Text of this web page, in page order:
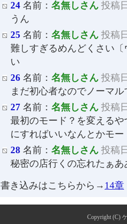
24 名前： 名無しさん 投稿
うん
25 名前： 名無しさん 投稿
難しすぎるめんどくさい
い
26 名前： 名無しさん 投稿
まだ初心者なのでノーマ
27 名前： 名無しさん 投稿
最初のモード？を変える
にすればいいなんとかモ
28 名前： 名無しさん 投稿
秘密の店行くの忘れたぁ
書き込みはこちらから→ 14章
Copyright (C)